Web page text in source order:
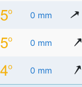
0 mm
0 mm
0 mm